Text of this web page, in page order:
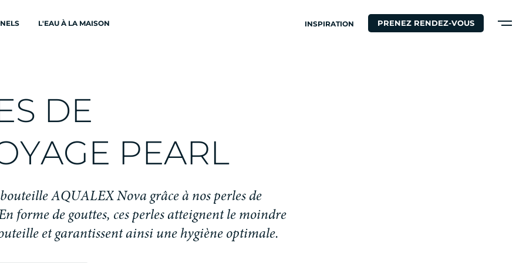
L'EAU À LA MAISON INSPIRATION PRENEZ RENDEZ-VOUS
S DE
YAGE PEARL
bouteille AQUALEX Nova grâce à nos perles de
n forme de gouttes, ces perles atteignent le moindre
uteille et garantissent ainsi une hygiène optimale.